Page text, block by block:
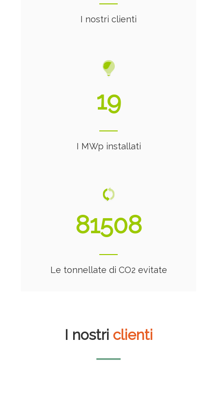
I nostri clienti
21
I MWp installati
87926
Le tonnellate di CO2 evitate
I nostri clienti